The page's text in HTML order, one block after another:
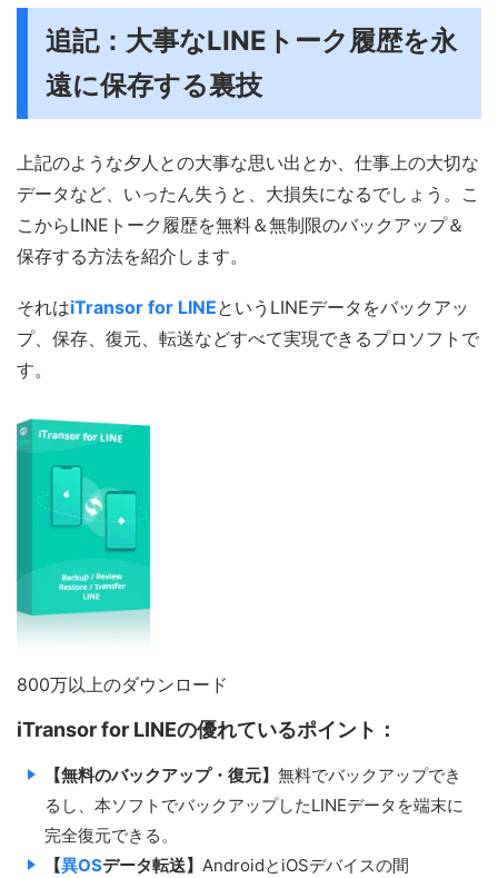
追記：大事なLINEトーク履歴を永
遠に保存する裏技
上記のような夕人との大事な思い出とか、仕事上の大切な
データなど、いったん失うと、大損失になるでしょう。こ
こからLINEトーク履歴を無料＆無制限のバックアップ＆
保存する方法を紹介します。
それはiTransor for LINEというLINEデータをバックアッ
プ、保存、復元、転送などすべて実現できるプロソフトで
す。
800万以上のダウンロード
iTransor for LINEの優れているポイント：
【無料のバックアップ・復元】 無料でバックアップでき
るし、本ソフトでバックアップしたLINEデータを端末に
完全復元できる。
【異OSデータ転送】 AndroidとiOSデバイスの間